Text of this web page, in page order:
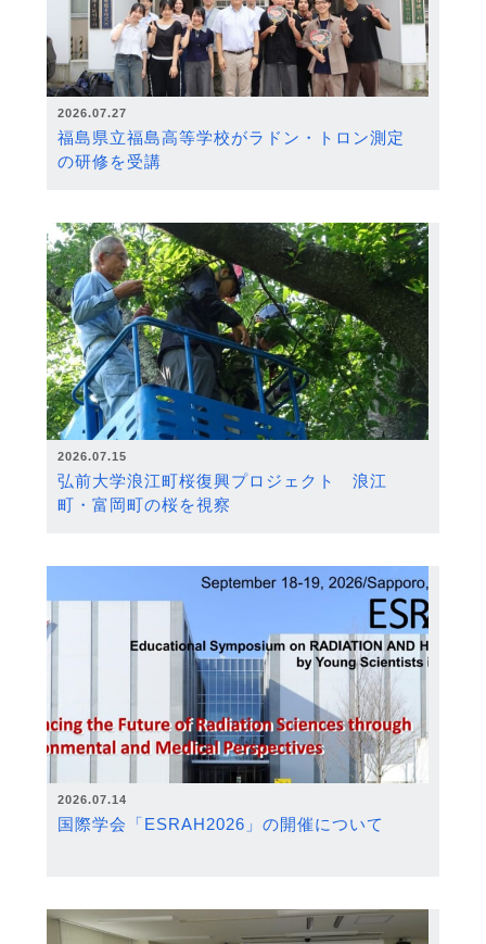
2026.07.27
福島県立福島高等学校がラドン・トロン測定
の研修を受講
2026.07.15
弘前大学浪江町桜復興プロジェクト 浪江
町・富岡町の桜を視察
2026.07.14
国際学会「ESRAH2026」の開催について